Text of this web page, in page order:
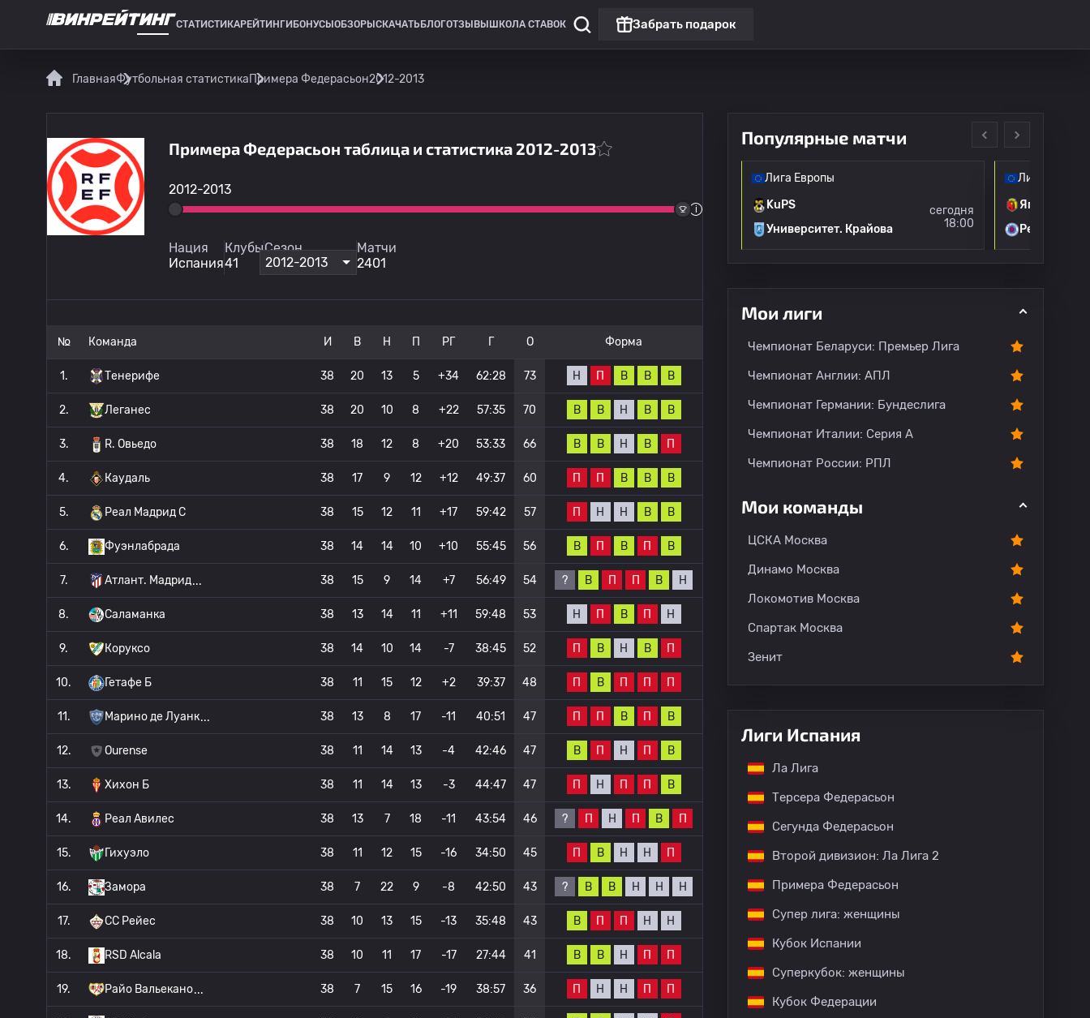
СТАТИСТИКАРЕЙТИНГИ БОНУСЫ ОБЗОРЫ СКАЧАТЬ БЛОГОТЗЫВЫ ШКОЛА СТАВОК Забрать подарок
ГлавнаяФутбольная статистикаПримера Федерасьон2012-2013
Примера Федерасьон таблица и статистика 2012-2013
2012-2013
Нация
Испания
Клубы
41
Сезон
2012-2013
Матчи
2401
№ Команда И В Н П РГ Г О Форма
1. Тенерифе 38 20 13 5 +34 62:28 73 Н П В В В
2. Леганес 38 20 10 8 +22 57:35 70 В В Н В В
3. R. Овьедо 38 18 12 8 +20 53:33 66 В В Н В П
4. Каудаль 38 17 9 12 +12 49:37 60 П П В В В
5. Реал Мадрид C 38 15 12 11 +17 59:42 57 П Н Н В В
6. Фуэнлабрада 38 14 14 10 +10 55:45 56 В П В П В
7. Атлант. Мадрид 38 15 9 14 +7 56:49 54 ? В П П В Н
8. Саламанка 38 13 14 11 +11 59:48 53 Н П В П Н
9. Коруксо 38 14 10 14 -7 38:45 52 П В Н В П
10. Гетафе Б 38 11 15 12 +2 39:37 48 П В П П П
11. Марино де Луанк 38 13 8 17 -11 40:51 47 П П В П В
12. Ourense 38 11 14 13 -4 42:46 47 В П Н П В
13. Хихон Б 38 11 14 13 -3 44:47 47 П Н П П В
14. Реал Авилес 38 13 7 18 -11 43:54 46 ? П Н П В П
15. Гихуэло 38 11 12 15 -16 34:50 45 П В Н Н П
16. Замора 38 7 22 9 -8 42:50 43 ? В В Н Н Н
17. СС Рейес 38 10 13 15 -13 35:48 43 В П П Н Н
18. RSD Alcala 38 10 11 17 -17 27:44 41 В В Н П П
19. Райо Вальекано 38 7 15 16 -19 38:57 36 П Н Н П П
Популярные матчи
Бенфика
сегодня
Лига Европы
KuPS
Университет. Крайова
сегодня
18:00
Лига Европы
Ягеллония
Рейнджерс
Мои лиги
Чемпионат Беларуси: Премьер Лига
Чемпионат Англии: АПЛ
Чемпионат Германии: Бундеслига
Чемпионат Италии: Серия А
Чемпионат России: РПЛ
Мои команды
ЦСКА Москва
Динамо Москва
Локомотив Москва
Спартак Москва
Зенит
Лиги Испания
Ла Лига
Терсера Федерасьон
Сегунда Федерасьон
Второй дивизион: Ла Лига 2
Примера Федерасьон
Супер лига: женщины
Кубок Испании
Суперкубок: женщины
Кубок Федерации